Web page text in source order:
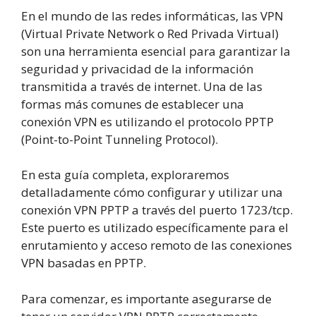
En el mundo de las redes informáticas, las VPN
(Virtual Private Network o Red Privada Virtual)
son una herramienta esencial para garantizar la
seguridad y privacidad de la información
transmitida a través de internet. Una de las
formas más comunes de establecer una
conexión VPN es utilizando el protocolo PPTP
(Point-to-Point Tunneling Protocol).
En esta guía completa, exploraremos
detalladamente cómo configurar y utilizar una
conexión VPN PPTP a través del puerto 1723/tcp.
Este puerto es utilizado específicamente para el
enrutamiento y acceso remoto de las conexiones
VPN basadas en PPTP.
Para comenzar, es importante asegurarse de